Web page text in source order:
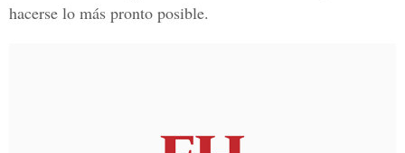
hacerse lo más pronto posible.